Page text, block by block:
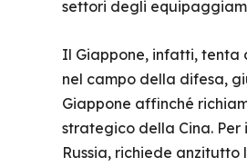
settori degli
Il Giappone, infatti, tenta
nel campo della difesa,
Giappone affinché
strategico della Cina.
Russia, richiede anzitutto